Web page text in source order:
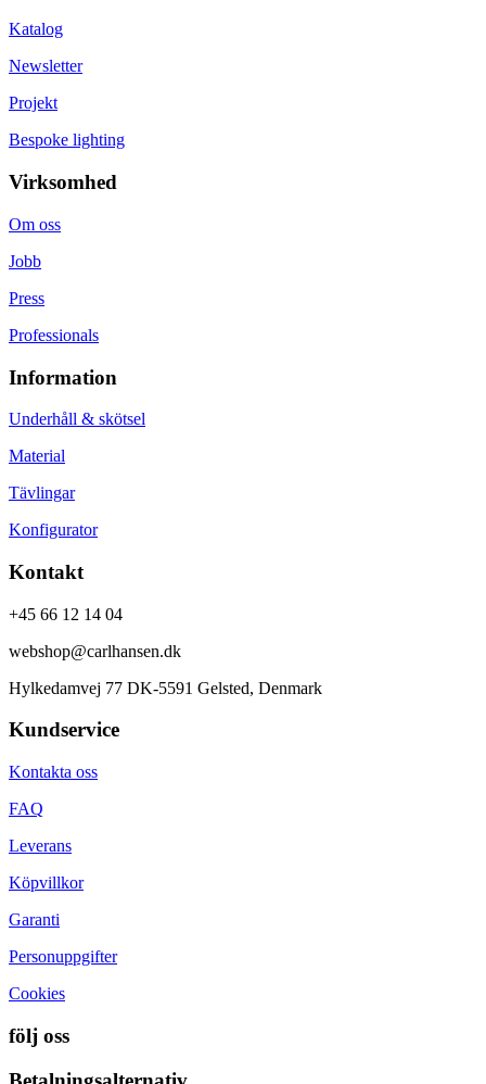
Katalog
Newsletter
Projekt
Bespoke lighting
Virksomhed
Om oss
Jobb
Press
Professionals
Information
Underhåll & skötsel
Material
Tävlingar
Konfigurator
Kontakt
+45 66 12 14 04
webshop@carlhansen.dk
Hylkedamvej 77 DK-5591 Gelsted, Denmark
Kundservice
Kontakta oss
FAQ
Leverans
Köpvillkor
Garanti
Personuppgifter
Cookies
följ oss